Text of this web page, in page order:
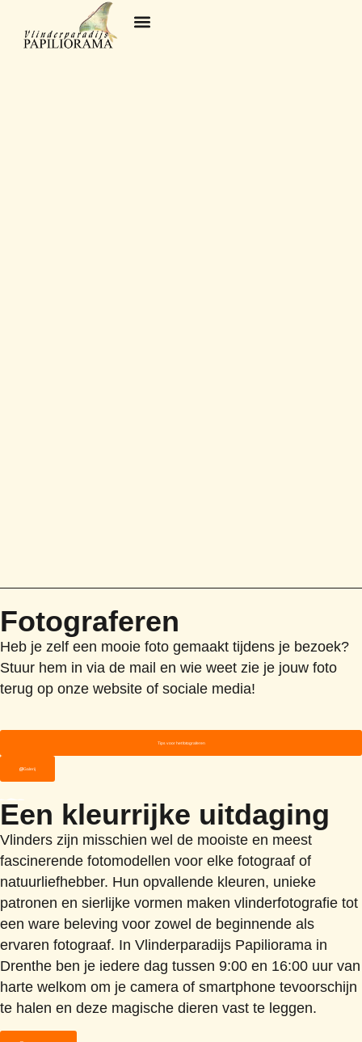
Fotograferen
Heb je zelf een mooie foto gemaakt tijdens je bezoek?
Stuur hem in via de mail en wie weet zie je jouw foto
terug op onze website of sociale media!
Tips voor het fotograferen
Galerij
Een kleurrijke uitdaging
Vlinders zijn misschien wel de mooiste en meest
fascinerende fotomodellen voor elke fotograaf of
natuurliefhebber. Hun opvallende kleuren, unieke
patronen en sierlijke vormen maken vlinderfotografie tot
een ware beleving voor zowel de beginnende als
ervaren fotograaf. In Vlinderparadijs Papiliorama in
Drenthe ben je iedere dag tussen 9:00 en 16:00 uur van
harte welkom om je camera of smartphone tevoorschijn
te halen en deze magische dieren vast te leggen.